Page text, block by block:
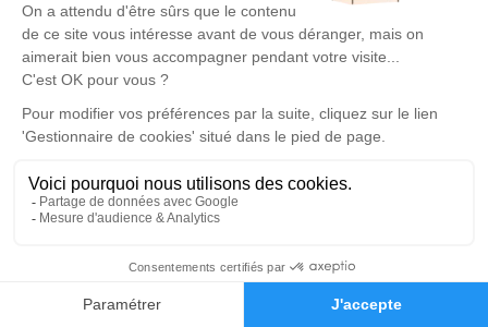
Faire-part Hommages
Je rends hommage
Cérémonie religieuse
jeudi 16 juillet 2026 à 10h00
Église Saint Sulpice de Limetz-Villez
Déroulé des obsèques